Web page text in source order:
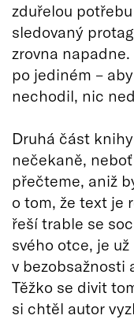
zduřelou
sledovaný
zrovna
po jediném –
nechodil, nic
Druhá část
nečekaně,
přečteme, aniž
o tom, že text je
řeší trable se
svého otce, je
v bezobsažnosti
Těžko se divit
si chtěl autor